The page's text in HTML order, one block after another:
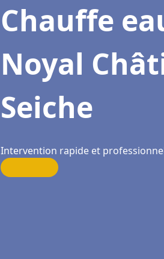
Chauffe
Noyal
Seiche
Intervention rapide et